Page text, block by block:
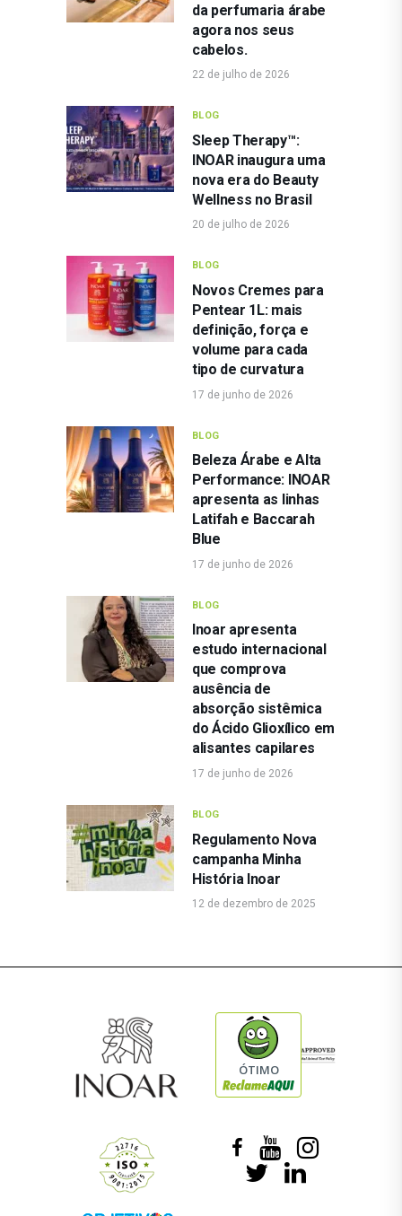
da perfumaria árabe
agora nos seus
cabelos.
22 de julho de 2026
BLOG
Sleep Therapy™:
INOAR inaugura uma
nova era do Beauty
Wellness no Brasil
20 de julho de 2026
BLOG
Novos Cremes para
Pentear 1L: mais
definição, força e
volume para cada
tipo de curvatura
17 de junho de 2026
BLOG
Beleza Árabe e Alta
Performance: INOAR
apresenta as linhas
Latifah e Baccarah
Blue
17 de junho de 2026
BLOG
Inoar apresenta
estudo internacional
que comprova
ausência de
absorção sistêmica
do Ácido Glioxílico em
alisantes capilares
17 de junho de 2026
BLOG
Regulamento Nova
campanha Minha
História Inoar
12 de dezembro de 2025
ÓTIMO